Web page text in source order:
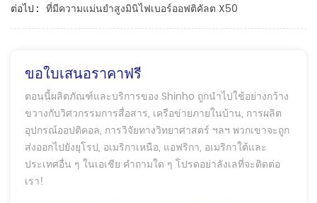
ต่อไป : ที่มีความแม่นยำสูงมินิไฟเบอร์ออฟติคัลต X50
ขอใบเสนอราคาฟรี
ตอนนี้ผลิตภัณฑ์และบริการของ Shinho ถูกนำไปใช้อย่างกว้าง
ขวางกับวิศวกรรมการสื่อสาร, เครือข่ายภายในบ้าน, การผลิต
อุปกรณ์ออปติคอล, การวิจัยทางวิทยาศาสตร์ ฯลฯ พวกเขาจะถูก
ส่งออกไปยังยุโรป, อเมริกาเหนือ, แอฟริกา, อเมริกาใต้และ
ประเทศอื่น ๆ ในเอเชีย คำถามใด ๆ โปรดอย่าลังเลที่จะติดต่อ
เรา!